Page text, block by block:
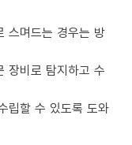
스며드는 경우는 방
장비로 탐지하고 수
립할 수 있도록 도와